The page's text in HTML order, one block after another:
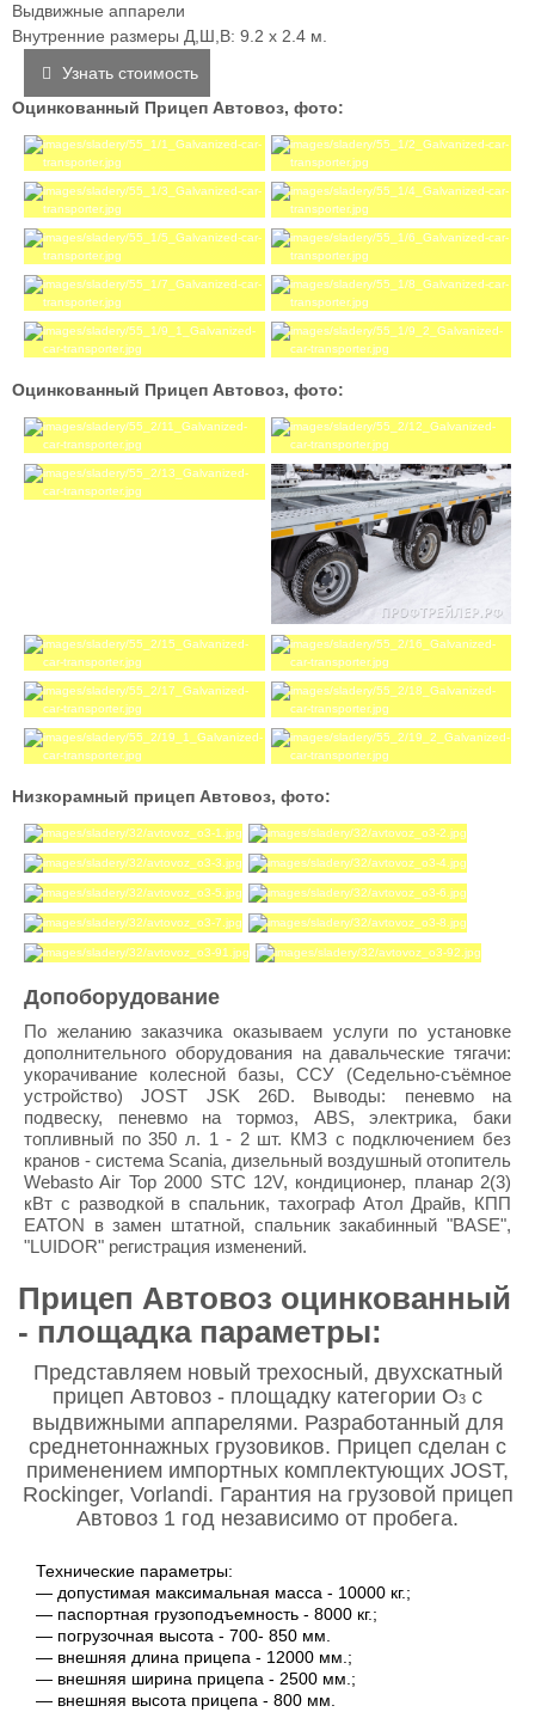
Выдвижные аппарели
Внутренние размеры Д,Ш,В: 9.2 х 2.4 м.
Узнать стоимость
Оцинкованный Прицеп Автовоз, фото:
Оцинкованный Прицеп Автовоз, фото:
Низкорамный прицеп Автовоз, фото:
Допоборудование
По желанию заказчика оказываем услуги по установке
дополнительного оборудования на давальческие тягачи:
укорачивание колесной базы, ССУ (Седельно-съёмное
устройство) JOST JSK 26D. Выводы: пеневмо на
подвеску, пеневмо на тормоз, ABS, электрика, баки
топливный по 350 л. 1 - 2 шт. КМЗ с подключением без
кранов - система Scania, дизельный воздушный отопитель
Webasto Air Top 2000 STС 12V, кондиционер, планар 2(3)
кВт с разводкой в спальник, тахограф Атол Драйв, КПП
EATON в замен штатной, спальник закабинный "BASE",
"LUIDOR" регистрация изменений.
Прицеп Автовоз оцинкованный
- площадка параметры:
Представляем новый трехосный, двухскатный
прицеп Автовоз - площадку категории O3 с
выдвижными аппарелями. Разработанный для
среднетоннажных грузовиков. Прицеп сделан с
применением импортных комплектующих JOST,
Rockinger, Vorlandi. Гарантия на грузовой прицеп
Автовоз 1 год независимо от пробега.
Технические параметры:
― допустимая максимальная масса - 10000 кг.;
― паспортная грузоподъемность - 8000 кг.;
― погрузочная высота - 700- 850 мм.
― внешняя длина прицепа - 12000 мм.;
― внешняя ширина прицепа - 2500 мм.;
― внешняя высота прицепа - 800 мм.